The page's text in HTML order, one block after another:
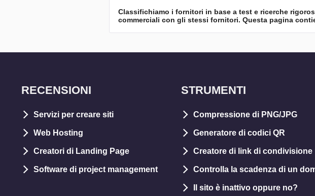
Classifichiamo i fornitori in base a test e ricerche
commerciali con gli stessi fornitori. Questa pagina
RECENSIONI
Servizi per creare siti
Web Hosting
Creatori di Landing Page
Software di project management
STRUMENTI
Compressione di PNG/JPG
Generatore di codici QR
Creatore di link di condivisione
Controlla la scadenza di un
Il sito è inattivo oppure no?